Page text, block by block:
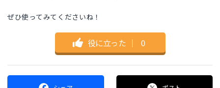
ぜひ使ってみてくださいね！
役に立った ｜ 0